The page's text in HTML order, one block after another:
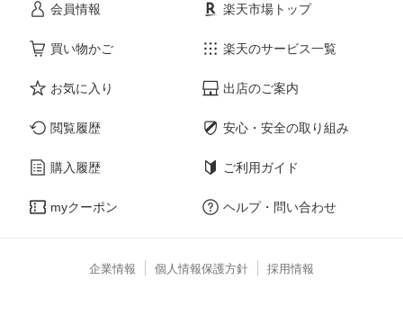
会員情報
買い物かご
お気に入り
閲覧履歴
購入履歴
myクーポン
楽天市場トップ
楽天のサービス一覧
出店のご案内
安心・安全の取り組み
ご利用ガイド
ヘルプ・問い合わせ
企業情報 個人情報保護方針 採用情報